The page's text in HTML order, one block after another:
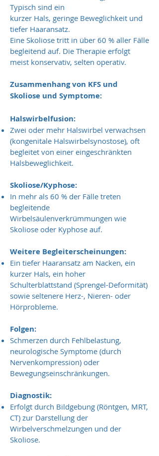
Typisch sind ein
kurzer Hals, geringe Beweglichkeit und
tiefer Haaransatz.
Eine Skoliose tritt in über 60 % aller Fälle
begleitend auf. Die Therapie erfolgt
meist konservativ, selten operativ.
Zusammenhang von KFS und
Skoliose und Symptome:
Halswirbelfusion:
Zwei oder mehr Halswirbel verwachsen
(kongenitale Halswirbelsynostose), oft
begleitet von einer eingeschränkten
Halsbeweglichkeit.
Skoliose/Kyphose:
In mehr als 60 % der Fälle treten
begleitende
Wirbelsäulenverkrümmungen wie
Skoliose oder Kyphose auf.
Weitere Begleiterscheinungen:
Ein tiefer Haaransatz am Nacken, ein
kurzer Hals, ein hoher
Schulterblattstand (Sprengel-Deformität)
sowie seltenere Herz-, Nieren- oder
Hörprobleme.
Folgen:
Schmerzen durch Fehlbelastung,
neurologische Symptome (durch
Nervenkompression) oder
Bewegungseinschränkungen.
Diagnostik:
Erfolgt durch Bildgebung (Röntgen, MRT,
CT) zur Darstellung der
Wirbelverschmelzungen und der
Skoliose.